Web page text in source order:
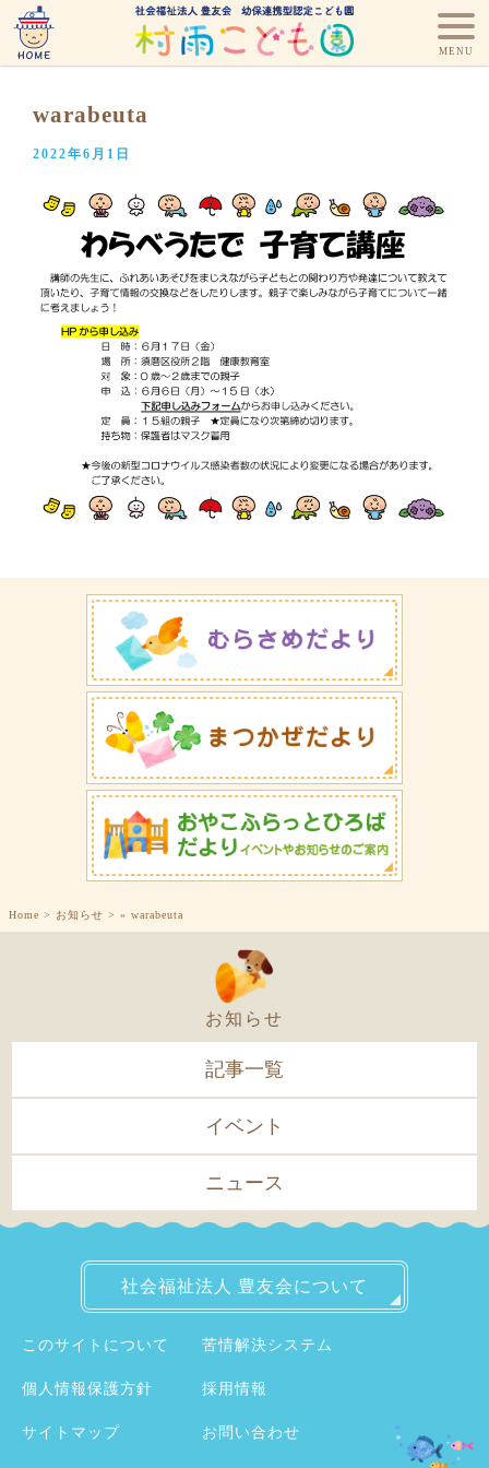
warabeuta
2022年6月1日
Home > お知らせ > » warabeuta
お知らせ
記事一覧
イベント
ニュース
社会福祉法人 豊友会について
このサイトについて 苦情解決システム
個人情報保護方針 採用情報
サイトマップ お問い合わせ